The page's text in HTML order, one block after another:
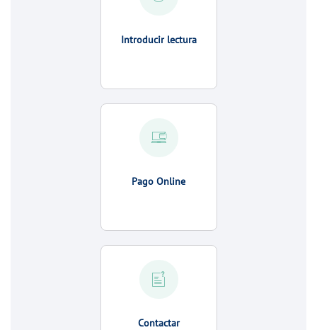
Introducir lectura
Pago Online
Contactar